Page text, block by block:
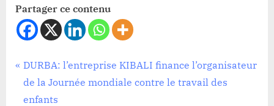
Partager ce contenu
Développement
Navigation
de
P
r
e
DURBA: l’entreprise KIBALI finance l’organisateur
de la Journée mondiale contre le travail des
enfants